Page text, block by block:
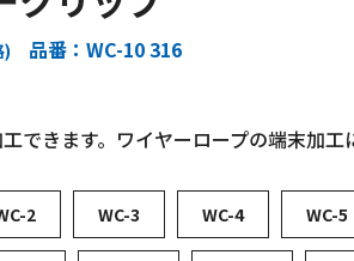
) 品番：WC-10 316
できます。ワイヤーロープの端末加工
2 WC-3 WC-4 WC-5